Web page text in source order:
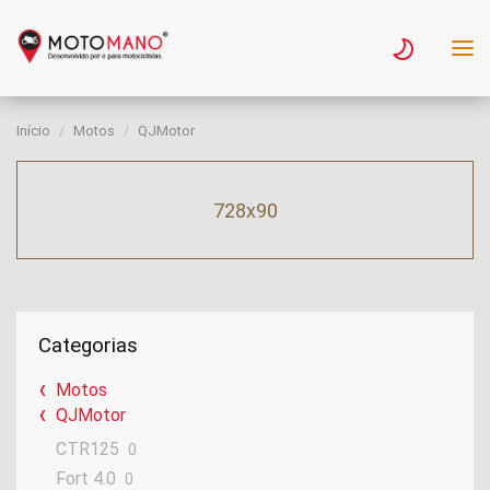
Início Motos QJMotor
728x90
Categorias
Motos
QJMotor
CTR125
0
Fort 4.0 0